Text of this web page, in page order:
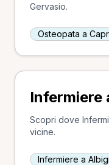
Gervasio.
Osteopata a
Infermiere
Scopri dove
vicine.
Infermiere a